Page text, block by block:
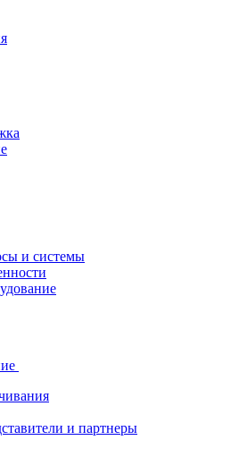
и системы
и партнеры